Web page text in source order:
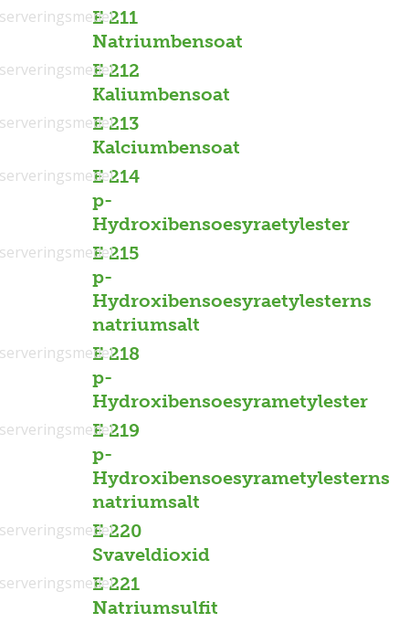
E 211
Natriumbensoat
E 212
Kaliumbensoat
E 213
Kalciumbensoat
E 214
p-
Hydroxibensoesyraetylester
E 215
p-
Hydroxibensoesyraetylesterns
natriumsalt
E 218
p-
Hydroxibensoesyrametylester
E 219
p-
Hydroxibensoesyrametylesterns
natriumsalt
E 220
Svaveldioxid
E 221
Natriumsulfit